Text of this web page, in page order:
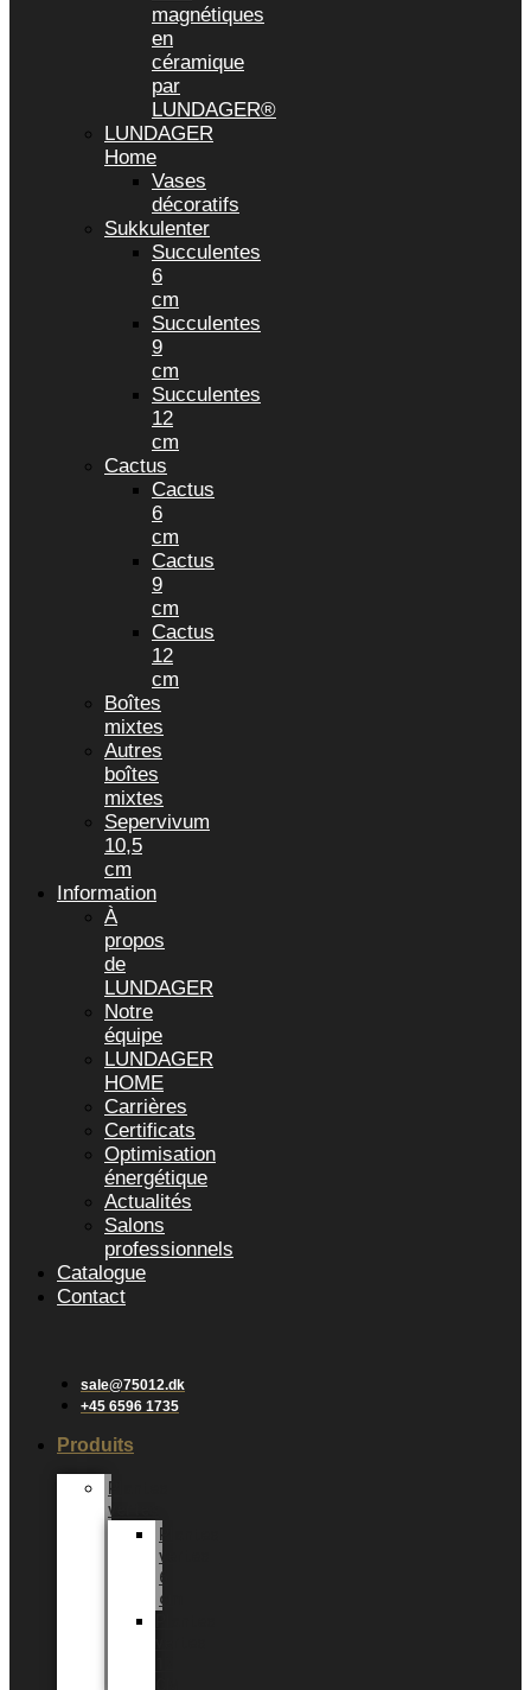
magnétiques
en
céramique
par
LUNDAGER®
LUNDAGER
Home
Vases
décoratifs
Sukkulenter
Succulentes
6
cm
Succulentes
9
cm
Succulentes
12
cm
Cactus
Cactus
6
cm
Cactus
9
cm
Cactus
12
cm
Boîtes
mixtes
Autres
boîtes
mixtes
Sepervivum
10,5
cm
Information
À
propos
de
LUNDAGER
Notre
équipe
LUNDAGER
HOME
Carrières
Certificats
Optimisation
énergétique
Actualités
Salons
professionnels
Catalogue
Contact
sale@75012.dk
+45 6596 1735
Produits
Plantes
vertes
Plantes
vertes
6
cm